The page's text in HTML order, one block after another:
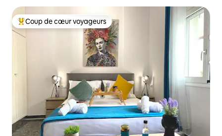
Coups de cœur voyageurs les plus appréciés
Coup de cœur voyageurs